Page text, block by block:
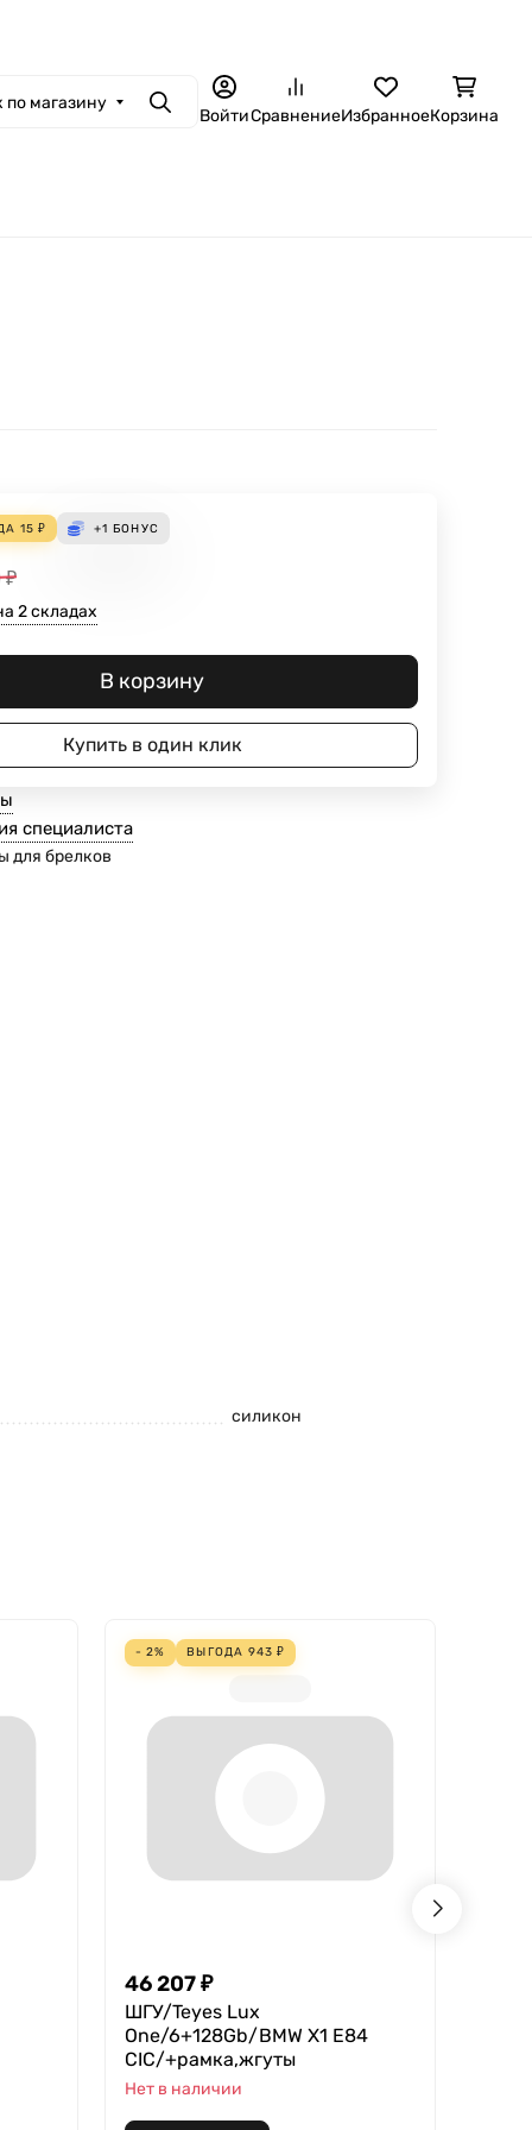
по магазину ПоискВойтиСравнениеИзбранноеКорзина
15 ₽ +1 БОНУС
₽
2 складах
В корзину
Купить в один клик
специалиста
для брелков
силикон
- 2% ВЫГОДА 943 ₽
46 207₽
ШГУ/Teyes Lux
One/6+128Gb/BMW X1 E84
CIC/+рамка,жгуты
Нет в наличии